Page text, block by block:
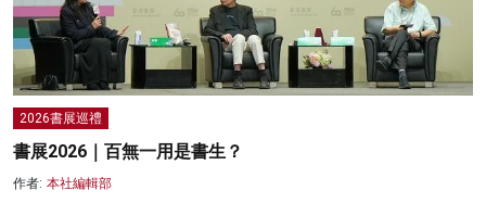
2026書展巡禮
書展2026｜百無一用是書生？
作者: 本社編輯部